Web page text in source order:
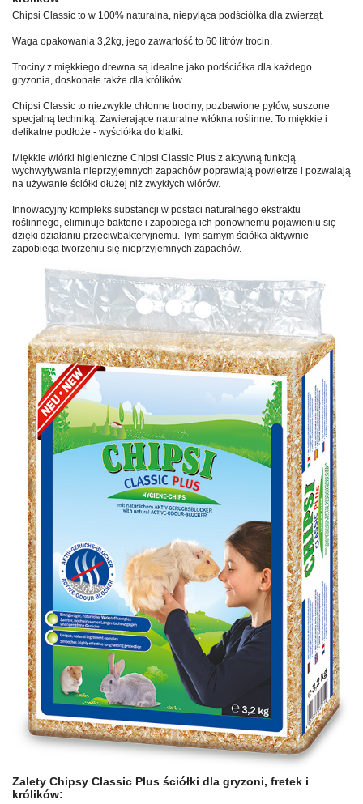
Chipsi Classic to w 100% naturalna, niepyląca podściółka dla zwierząt.
Waga opakowania 3,2kg, jego zawartość to 60 litrów trocin.
Trociny z miękkiego drewna są idealne jako podściółka dla każdego
gryzonia, doskonałe także dla królików.
Chipsi Classic to niezwykle chłonne trociny, pozbawione pyłów, suszone
specjalną techniką. Zawierające naturalne włókna roślinne. To miękkie i
delikatne podłoże - wyściółka do klatki.
Miękkie wiórki higieniczne Chipsi Classic Plus z aktywną funkcją
wychwytywania nieprzyjemnych zapachów poprawiają powietrze i pozwalają
na używanie ściółki dłużej niż zwykłych wiórów.
Innowacyjny kompleks substancji w postaci naturalnego ekstraktu
roślinnego, eliminuje bakterie i zapobiega ich ponownemu pojawieniu się
dzięki działaniu przeciwbakteryjnemu. Tym samym ściółka aktywnie
zapobiega tworzeniu się nieprzyjemnych zapachów.
Zalety Chipsy Classic Plus ściółki dla gryzoni, fretek i
królików: